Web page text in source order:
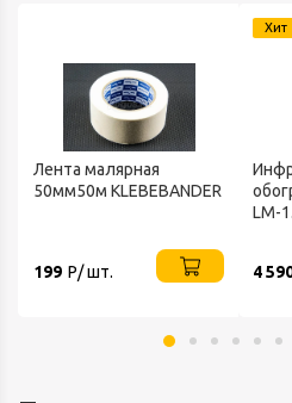
Лента малярная
50мм50м KLEBEBANDER
199 Р/ шт.
Хит
LM-
4